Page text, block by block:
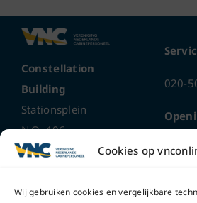
Cookies op
Wij gebruiken cookies en vergelijkbare
Constellation
Building
Stationsplein
N.O. 406
1117 CL
020-
ma t/